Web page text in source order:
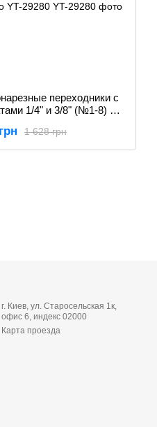
переходники с
1/4" и 3/8" (№1-8) 10
1 628 грн
г. Киев, ул. Старосельская 1к,
офис 6, индекс 02000
Карта проезда